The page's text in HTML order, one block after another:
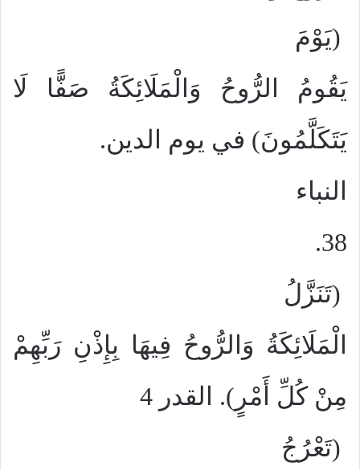
(يَوْمَ
يَقُومُ الرُّوحُ وَالْمَلَائِكَةُ صَفًّا لَا
يَتَكَلَّمُونَ) في يوم الدين.
النباء
38.
(تَنَزَّلُ
الْمَلَائِكَةُ وَالرُّوحُ فِيهَا بِإِذْنِ رَبِّهِمْ
مِنْ كُلِّ أَمْرٍ). القدر 4
(تَعْرُجُ